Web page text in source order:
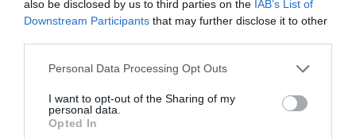
also be disclosed by us to third parties on the IAB’s List of
Downstream Participants that may further disclose it to other
Personal Data Processing Opt Outs
I want to opt-out of the Sharing of my
personal data.
Opted In
19 ani a avut grijă de cele două iubite personaje din
lumea spectacolului.
Rudele ar putea contesta testamentul
Şi, tocmai pentru a evita riscul unor posibile